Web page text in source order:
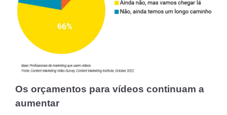
Os orçamentos para vídeos continuam a
aumentar